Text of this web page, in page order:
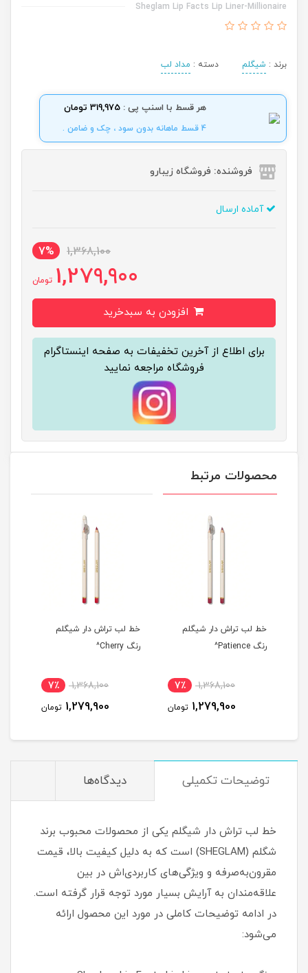
Sheglam Lip Facts Lip Liner-Millionaire
برند : شیگلم دسته : مداد لب
هر قسط با اسنپ پی : 319,975 تومان
4 قسط ماهانه بدون سود ، چک و ضامن .
فروشنده: فروشگاه زیبارو
آماده ارسال
1,368,100
7%
1,279,900 تومان
برای اطلاع از آخرین تخفیفات به صفحه اینستاگرام
فروشگاه مراجعه نمایید
محصولات مرتبط
خط لب تراش دار شیگلم
رنگ Patience^
1,368,100 7٪
1,279,900 تومان
خط لب تراش دار شیگلم
رنگ Cherry^
1,368,100 7٪
1,279,900 تومان
توضیحات تکمیلی دیدگاه‌ها
خط لب تراش دار شیگلم یکی از محصولات محبوب برند
شگلم (SHEGLAM) است که به دلیل کیفیت بالا، قیمت
مقرون‌به‌صرفه و ویژگی‌های کاربردی‌اش در بین
علاقه‌مندان به آرایش بسیار مورد توجه قرار گرفته است.
در ادامه توضیحات کاملی در مورد این محصول ارائه
می‌شود: